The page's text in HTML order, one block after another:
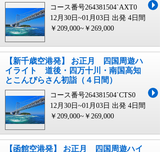
コース番号264381504`AXT0
12月30日~01月03日 出発 4日間
￥209,000~￥269,000
【新千歳空港発】 お正月 四国周遊ハ
イライト 道後・四万十川・南国高知
とこんぴらさん初詣（４日間）
コース番号264381504`CTS0
12月30日~01月03日 出発 4日間
￥209,000~￥269,000
【函館空港発】 お正月 四国周遊ハイ